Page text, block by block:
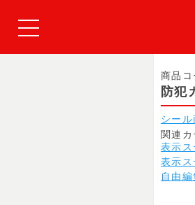
商品コ
防犯
シー
関連カ
表示ス
表示ス
自由